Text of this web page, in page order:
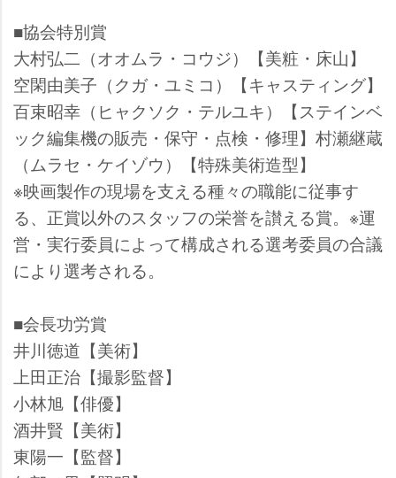
■協会特別賞
大村弘二（オオムラ・コウジ）【美粧・床山】
空閑由美子（クガ・ユミコ）【キャスティング】
百束昭幸（ヒャクソク・テルユキ）【ステインベ
ック編集機の販売・保守・点検・修理】村瀬継蔵
（ムラセ・ケイゾウ）【特殊美術造型】
※映画製作の現場を支える種々の職能に従事す
る、正賞以外のスタッフの栄誉を讃える賞。※運
営・実行委員によって構成される選考委員の合議
により選考される。
■会長功労賞
井川徳道【美術】
上田正治【撮影監督】
小林旭【俳優】
酒井賢【美術】
東陽一【監督】